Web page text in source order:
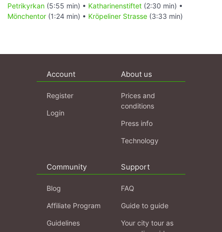
Petrikyrkan (5:55 min) • Katharinenstiftet (2:30 min) •
Mönchentor (1:24 min) • Kröpeliner Strasse (3:33 min)
Account
Register
Login
About us
Prices and
conditions
Press info
Technology
Community
Blog
Affiliate Program
Guidelines
Support
FAQ
Guide to guide
Your city tour as